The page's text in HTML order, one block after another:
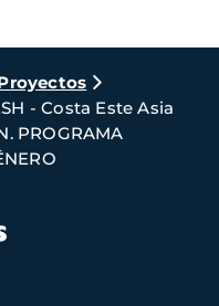
- Costa Este Asia
PROGRAMA